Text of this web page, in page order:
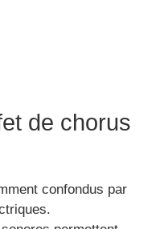
de chorus
confondus par